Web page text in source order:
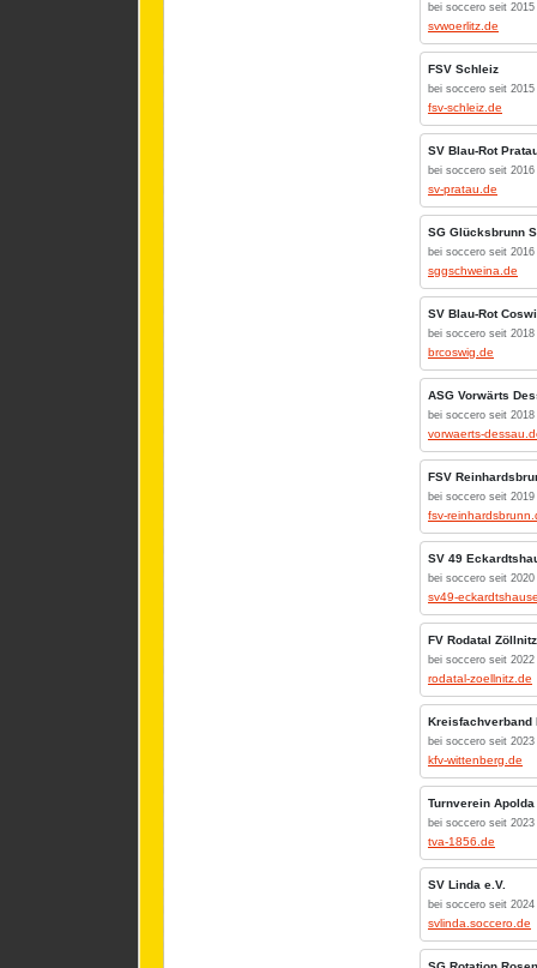
bei soccero seit 2015
svwoerlitz.de
FSV Schleiz
bei soccero seit 2015
fsv-schleiz.de
SV Blau-Rot
bei soccero seit 2016
sv-pratau.de
SG Glücksbrunn
bei soccero seit 2016
sggschweina.de
SV Blau-Rot
bei soccero seit 2018
brcoswig.de
ASG Vorwärts
bei soccero seit 2018
vorwaerts-
FSV
bei soccero seit 2019
fsv-
SV 49
bei soccero seit 2020
sv49-
FV Rodatal Zöllnitz
bei soccero seit 2022
rodatal-zoellnitz.de
Kreisfachverband
bei soccero seit 2023
kfv-wittenberg.de
Turnverein Apolda
bei soccero seit 2023
tva-1856.de
SV Linda e.V.
bei soccero seit 2024
svlinda.soccero.de